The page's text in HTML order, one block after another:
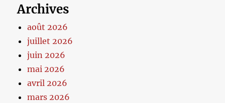
Archives
août 2026
juillet 2026
juin 2026
mai 2026
avril 2026
mars 2026